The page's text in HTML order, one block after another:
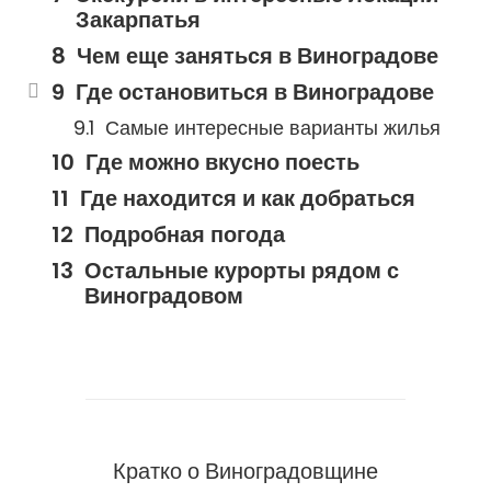
Закарпатья
Чем еще заняться в Виноградове
Где остановиться в Виноградове
Самые интересные варианты жилья
Где можно вкусно поесть
Где находится и как добраться
Подробная погода
Остальные курорты рядом с
Виноградовом
Кратко о Виноградовщине